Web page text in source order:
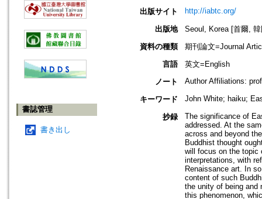
書誌管理
書き出し
出版サイト http://iabtc.org/
出版地
Seoul, Korea [首爾,
資料の種類
期刊論文=Journal
言語
英文=English
ノート
Author Affiliations:
キーワード John White; haiku;
抄録
The significance of
addressed. At the
across and beyond
Buddhist thought
will focus on the topic
interpretations, with
Renaissance art. In
content of such
the unity of being and
this phenomenon,